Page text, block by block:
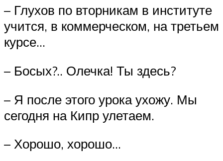
– Глухов по вторникам в институте
учится, в коммерческом, на третьем
курсе…
– Босых?.. Олечка! Ты здесь?
– Я после этого урока ухожу. Мы
сегодня на Кипр улетаем.
– Хорошо, хорошо…